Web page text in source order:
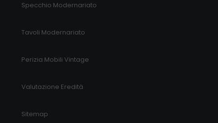
Specchio Modernariato
Tavoli Modernariato
Perizia Mobili Vintage
Valutazione Eredità
Sitemap